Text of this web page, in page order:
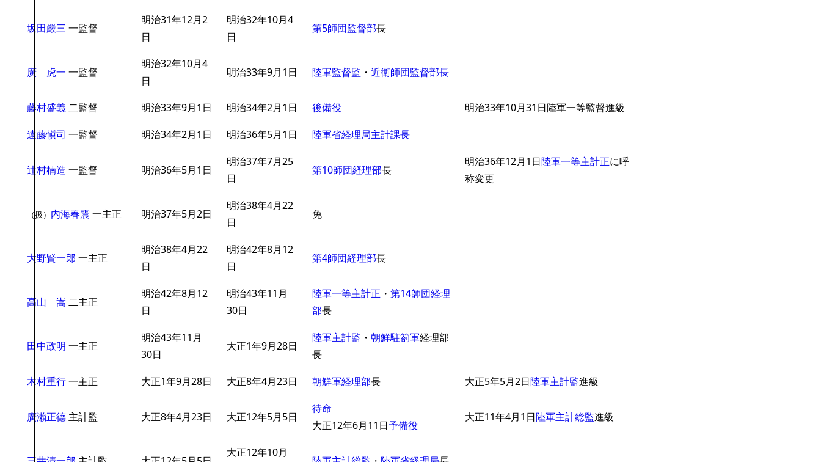
坂田嚴三 一監督
明治31年12月2
日
明治32年10月4
日
第5師団監督部長
廣 虎一 一監督
明治32年10月4
日
明治33年9月1日 陸軍監督監 ・ 近衛師団監督部長
藤村盛義二監督 明治33年9月1日 明治34年2月1日 後備役
明治33年10月31日陸軍一等監督進級
遠藤愼司 一監督 明治34年2月1日 明治36年5月1日 陸軍省経理局主計課長
辻村楠造 一監督 明治36年5月1日
明治37年7月25
日
第10師団経理部長
明治36年12月1日陸軍一等主計正に呼
称変更
（扱） 内海春震 一主正 明治37年5月2日
明治38年4月22
日
免
大野賢一郎 一主正
明治38年4月22
日
明治42年8月12
日
第4師団経理部長
高山 嵩二主正
明治42年8月12
日
明治43年11月
30日
陸軍一等主計正 ・ 第14師団経理
部長
田中政明 一主正
明治43年11月
30日
大正1年9月28日
陸軍主計監 ・ 朝鮮駐箚軍経理部
長
木村重行一主正 大正1年9月28日 大正8年4月23日 朝鮮軍経理部長 大正5年5月2日陸軍主計監進級
廣瀨正德 主計監 大正8年4月23日 大正12年5月5日
待命
大正12年6月11日予備役
大正11年4月1日陸軍主計総監進級
大正12年10月